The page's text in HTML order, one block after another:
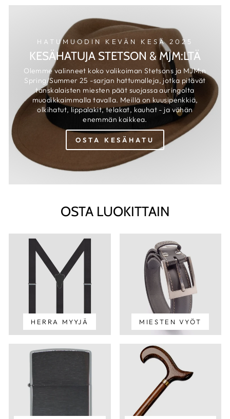
HATUMUODIN KEVÄN KESÄ 2025
KESÄHATUJA STETSON & MJM:LTÄ
Olemme valinneet koko valikoiman Stetsons ja MJM:n
Spring/Summer 25 -sarjan hattumalleja, jotka pitävät
tanskalaisten miesten päät suojassa auringolta
muodikkaimmalla tavalla. Meillä on kuusipenkkiä,
olkihatut, lippalakit, telakat, kauhat - ja vähän
enemmän kaikkea.
OSTA KESÄHATU
OSTA LUOKITTAIN
HERRA MYYJÄ MIESTEN VYÖT